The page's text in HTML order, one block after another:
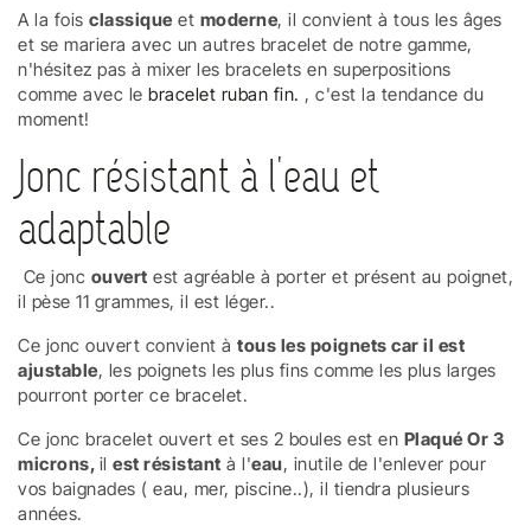
A la fois classique et moderne, il convient à tous les âges
et se mariera avec un autres bracelet de notre gamme,
n'hésitez pas à mixer les bracelets en superpositions
comme avec le bracelet ruban fin. , c'est la tendance du
moment!
Jonc résistant à l'eau et
adaptable
Ce jonc ouvert est agréable à porter et présent au poignet,
il pèse 11 grammes, il est léger..
Ce jonc ouvert convient à tous les poignets car il est
ajustable, les poignets les plus fins comme les plus larges
pourront porter ce bracelet.
Ce jonc bracelet ouvert et ses 2 boules est en Plaqué Or 3
microns, il est résistant à l'eau, inutile de l'enlever pour
vos baignades ( eau, mer, piscine..), il tiendra plusieurs
années.